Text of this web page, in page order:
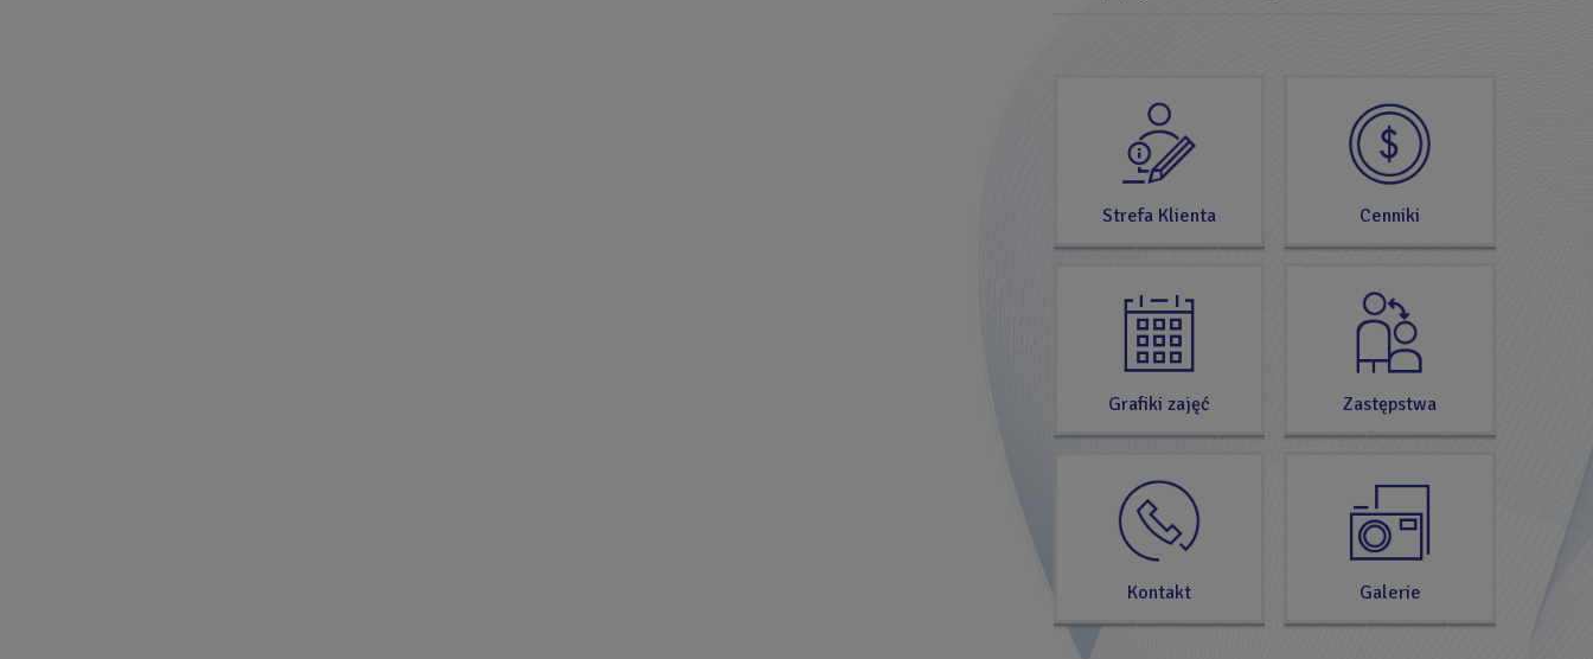
SPRAWDŹ
TERAZ
Strefa Klienta Cenniki
Grafiki zajęć Zastępstwa
Kontakt Galerie